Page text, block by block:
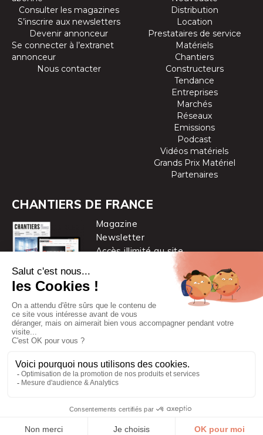
Consulter les magazines
S’inscrire aux newsletters
Devenir annonceur
Se connecter à l’extranet
annonceur
Nous contacter
Distribution
Location
Prestataires de service
Matériels
Chantiers
Constructeurs
Tendance
Entreprises
Marchés
Réseaux
Emissions
Podcast
Vidéos matériels
Grands Prix Matériel
Partenaires
CHANTIERS DE FRANCE
Magazine
Newsletter
Accès illimité au site
Chantiers de France est une marque
| Mentions légales
Protection des données personnelles
Cookies